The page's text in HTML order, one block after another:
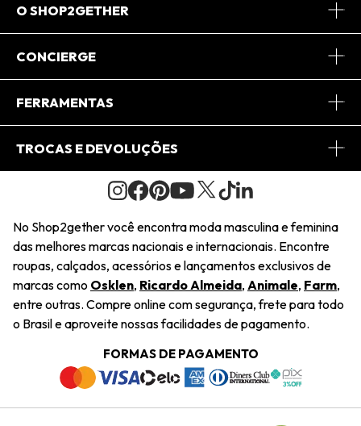
O SHOP2GETHER
Sobre Nós
Journal
Saiu na Mídia
Sustentabilidade
Navegando
Termos e Condições
Trabalhe Conosco
CONCIERGE
Central de Relacionamento
Regulamento e Promoções
FERRAMENTAS
Minha Conta
Pedido de Presente
Wishlist
TROCAS E DEVOLUÇÕES
Condições Gerais
Troca Fácil
Restituição de Pagamento
Dúvidas Frequentes
Termos e Condições
Política de Privacidade
No Shop2gether você encontra moda masculina e feminina
das melhores marcas nacionais e internacionais. Encontre
roupas, calçados, acessórios e lançamentos exclusivos de
marcas como Osklen, Ricardo Almeida, Animale, Farm,
entre outras. Compre online com segurança, frete para todo
o Brasil e aproveite nossas facilidades de pagamento.
FORMAS DE PAGAMENTO